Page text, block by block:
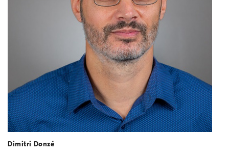
Dimitri Donzé